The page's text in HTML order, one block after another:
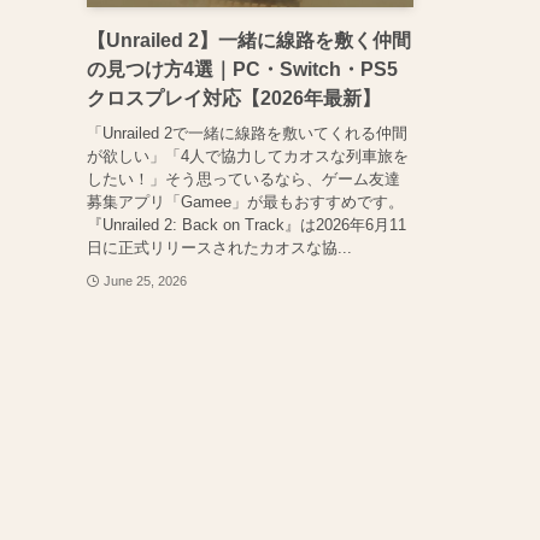
【Unrailed 2】一緒に線路を敷く仲間
の見つけ方4選｜PC・Switch・PS5
クロスプレイ対応【2026年最新】
「Unrailed 2で一緒に線路を敷いてくれる仲間
が欲しい」「4人で協力してカオスな列車旅を
したい！」そう思っているなら、ゲーム友達
募集アプリ「Gamee」が最もおすすめです。
『Unrailed 2: Back on Track』は2026年6月11
日に正式リリースされたカオスな協...
June 25, 2026